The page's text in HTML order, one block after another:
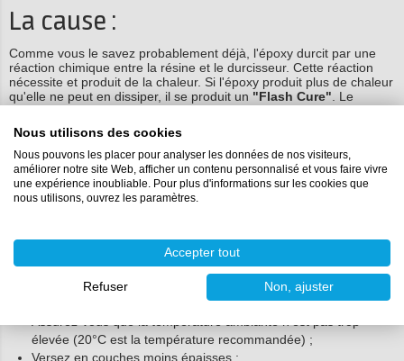
La cause :
Comme vous le savez probablement déjà, l'époxy durcit par une
réaction chimique entre la résine et le durcisseur. Cette réaction
nécessite et produit de la chaleur. Si l'époxy produit plus de chaleur
qu'elle ne peut en dissiper, il se produit un "Flash Cure" . Le
produite est de plus en plus importante. L'époxy devient alors si
chaude qu'elle commence à fumer.
La solution :
Si vous souffrez de Flash Cure, il n'y a malheureusement plus
mettre votre gobelet mélangeur hors de portée des enfants et des
animaux domestiques. Prévenir la cure d'amertume ?
Utilisez ces conseils pour éviter que votre époxy ne devienne trop
élevée (20°C est la température recommandée) ;
Versez en couches moins épaisses ;
Nous utilisons des cookies
Nous pouvons les placer pour analyser les données de nos visiteurs,
améliorer notre site Web, afficher un contenu personnalisé et vous faire vivre
une expérience inoubliable. Pour plus d'informations sur les cookies que
nous utilisons, ouvrez les paramètres.
Accepter tout
Refuser Non, ajuster